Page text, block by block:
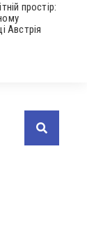
простір:
Австрія